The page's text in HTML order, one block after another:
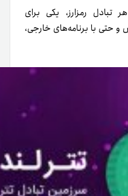
تبادل رمزارز، یکی برای
حتی با برنامه‌های خارجی،